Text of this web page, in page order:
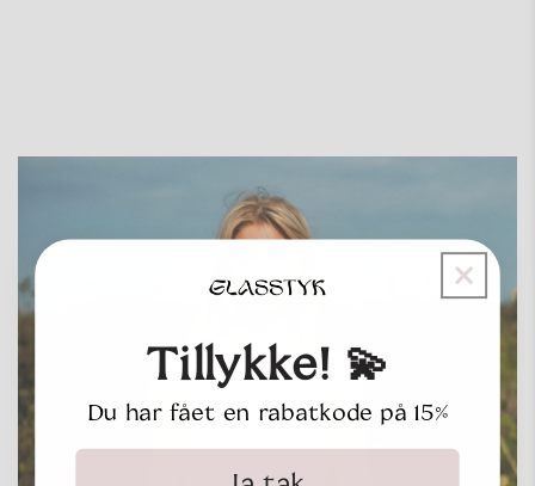
Tillykke! 💫
Du har fået en rabatkode på 15%